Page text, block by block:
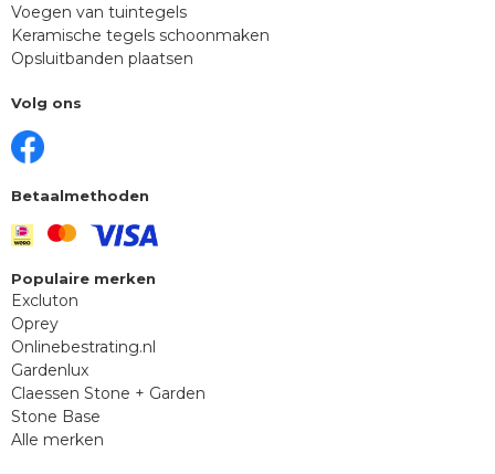
Voegen van tuintegels
Keramische tegels schoonmaken
Opsluitbanden plaatsen
Volg ons
Betaalmethoden
Populaire merken
Excluton
Oprey
Onlinebestrating.nl
Gardenlux
Claessen Stone + Garden
Stone Base
Alle merken